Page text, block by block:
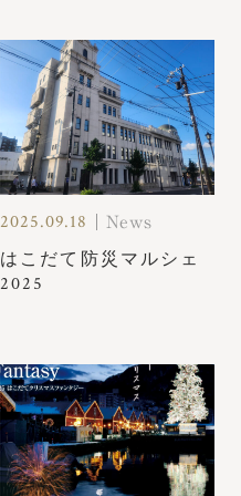
2025.09.18 News
はこだて防災マルシェ
2025